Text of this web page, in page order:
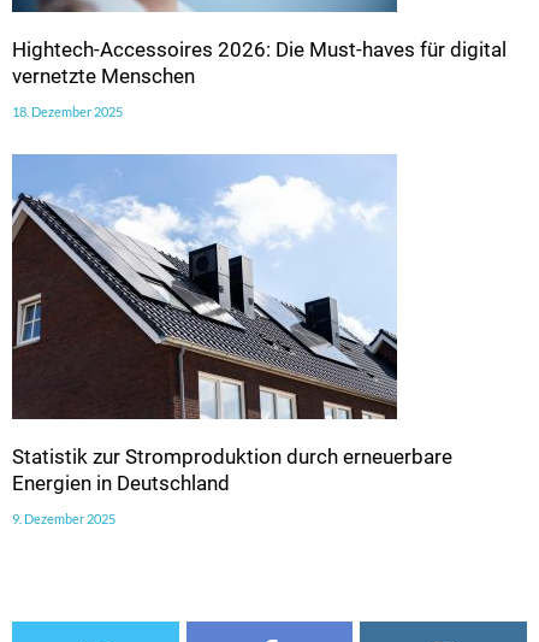
Hightech-Accessoires 2026: Die Must-haves für digital
vernetzte Menschen
18. Dezember 2025
Statistik zur Stromproduktion durch erneuerbare
Energien in Deutschland
9. Dezember 2025